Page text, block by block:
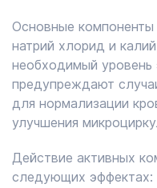
Основные компоненты
натрий хлорид и
необходимый уровень
предупреждают
для нормализации
улучшения
Действие активных
следующих эффектах: